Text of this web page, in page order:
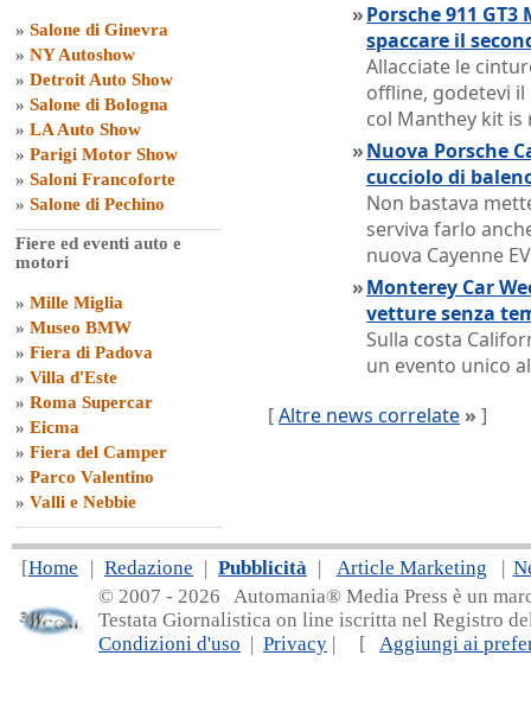
» Salone di Ginevra
» NY Autoshow
» Detroit Auto Show
» Salone di Bologna
» LA Auto Show
» Parigi Motor Show
» Saloni Francoforte
» Salone di Pechino
Fiere ed eventi auto e
motori
» Mille Miglia
» Museo BMW
» Fiera di Padova
» Villa d'Este
» Roma Supercar
» Eicma
» Fiera del Camper
» Parco Valentino
» Valli e Nebbie
»Porsche 911
spaccare il
Allacciate le
offline, godetevi il
col Manthey kit
»Nuova Porsche
cucciolo di
Non bastava
serviva farlo
nuova Cayenne EV
»Monterey Car
vetture senza
Sulla costa
un evento unico
[Altre news correlate » ]
[Home | Redazione | Pubblicità | Article Marketing |
© 2007 - 2026 Automania® Media Press è un
Testata Giornalistica on line iscritta nel Registro
Condizioni d'uso | Privacy | [ Aggiungi ai